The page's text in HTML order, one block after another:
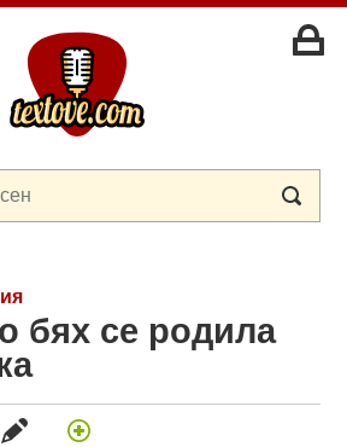
бях се родила